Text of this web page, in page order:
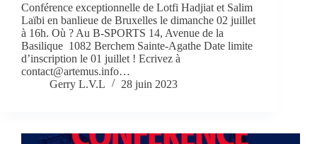
Conférence exceptionnelle de Lotfi Hadjiat et Salim
Laïbi en banlieue de Bruxelles le dimanche 02 juillet
à 16h. Où ? Au B-SPORTS 14, Avenue de la
Basilique 1082 Berchem Sainte-Agathe Date limite
d’inscription le 01 juillet ! Ecrivez à
contact@artemus.info…
Gerry L.V.L
28 juin 2023